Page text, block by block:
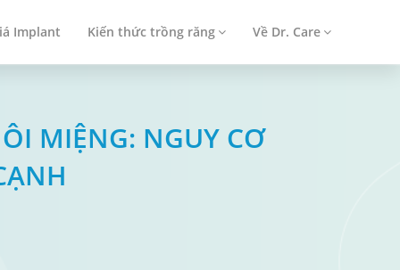
Implant Kiến thức trồng răng Về Dr. Care
MIỆNG: NGUY CƠ